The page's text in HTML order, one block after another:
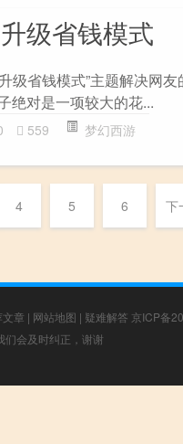
级省钱模式
级省钱模式”主题解决网
绝对是一项较大的花...
559 梦幻西游
4 5 6 下
章 | 网站地图 | 疑难解答 京ICP备
们会及时纠正，谢谢